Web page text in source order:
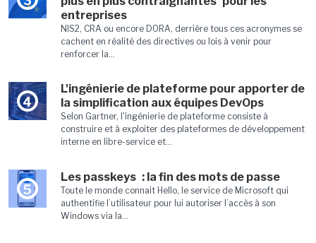
entreprises
NIS2, CRA ou encore DORA, derrière tous ces acronymes se
cachent en réalité des directives ou lois à venir pour
renforcer la...
4
L'ingénierie de plateforme pour apporter de
la simplification aux équipes DevOps
Selon Gartner, l'ingénierie de plateforme consiste à
construire et à exploiter des plateformes de développement
interne en libre-service et...
5
Les passkeys : la fin des mots de passe
Toute le monde connait Hello, le service de Microsoft qui
authentifie l’utilisateur pour lui autoriser l’accès à son
Windows via la...